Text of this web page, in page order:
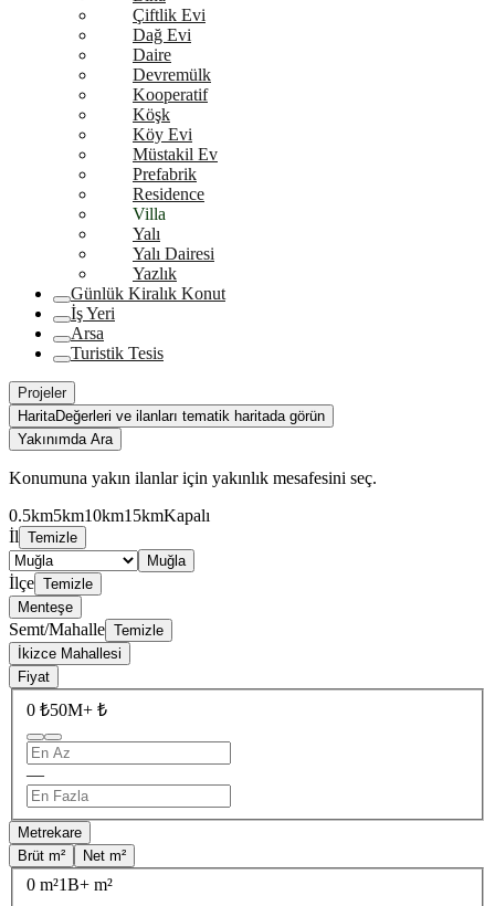
Çiftlik Evi
Dağ Evi
Daire
Devremülk
Kooperatif
Köşk
Köy Evi
Müstakil Ev
Prefabrik
Residence
Villa
Yalı
Yalı Dairesi
Yazlık
Günlük Kiralık Konut
İş Yeri
Arsa
Turistik Tesis
Projeler
HaritaDeğerleri ve ilanları tematik haritada görün
Yakınımda Ara
Konumuna yakın ilanlar için yakınlık mesafesini seç.
0.5km5km10km15kmKapalı
İl Temizle
Muğla
İlçe Temizle
Menteşe
Semt/Mahalle Temizle
İkizce Mahallesi
Fiyat
0 ₺50M+ ₺
—
Metrekare
Brüt m²
Net m²
0 m²1B+ m²